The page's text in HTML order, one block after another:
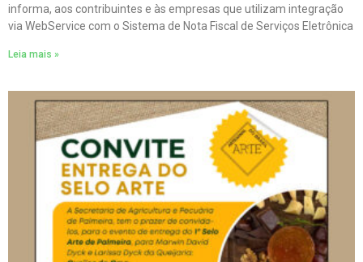
informa, aos contribuintes e às empresas que utilizam integração
via WebService com o Sistema de Nota Fiscal de Serviços Eletrônica
Leia mais »